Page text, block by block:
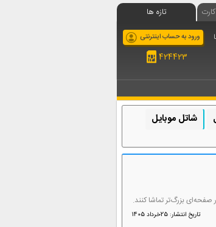
تازه ها
ورود به حساب اینترنتی
424423
شاتل موبایل
بزرگ‌تر تماشا کنند.
تاریخ انتشار: 25خرداد 1405